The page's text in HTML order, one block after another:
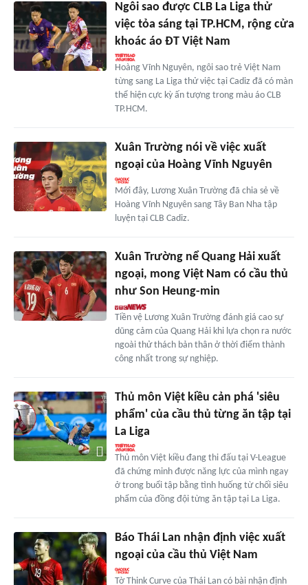
Ngôi sao được CLB La Liga thử
việc tỏa sáng tại TP.HCM, rộng cửa
khoác áo ĐT Việt Nam
Hoàng Vĩnh Nguyên, ngôi sao trẻ Việt Nam
từng sang La Liga thử việc tại Cadiz đã có màn
thể hiện cực kỳ ấn tượng trong màu áo CLB
TP.HCM.
Xuân Trường nói về việc xuất
ngoại của Hoàng Vĩnh Nguyên
Mới đây, Lương Xuân Trường đã chia sẻ về
Hoàng Vĩnh Nguyên sang Tây Ban Nha tập
luyện tại CLB Cadiz.
Xuân Trường nể Quang Hải xuất
ngoại, mong Việt Nam có cầu thủ
như Son Heung-min
Tiền vệ Lương Xuân Trường đánh giá cao sự
dũng cảm của Quang Hải khi lựa chọn ra nước
ngoài thử thách bản thân ở thời điểm thành
công nhất trong sự nghiệp.
Thủ môn Việt kiều cản phá 'siêu
phẩm' của cầu thủ từng ăn tập tại
La Liga
Thủ môn Việt kiều đang thi đấu tại V-League
đã chứng minh được năng lực của mình ngay
ở trong buổi tập bằng tình huống từ chối siêu
phẩm của đồng đội từng ăn tập tại La Liga.
Báo Thái Lan nhận định việc xuất
ngoại của cầu thủ Việt Nam
Tờ Think Curve của Thái Lan có bài nhận định